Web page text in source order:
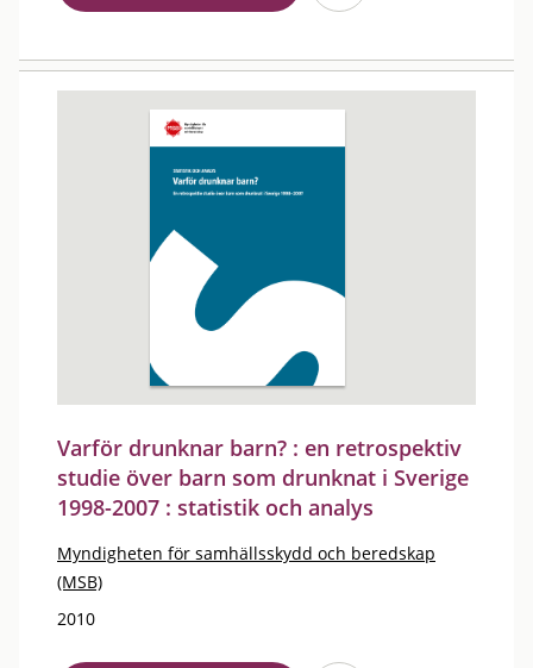
Varför drunknar barn? : en retrospektiv
studie över barn som drunknat i Sverige
1998-2007 : statistik och analys
Myndigheten för samhällsskydd och beredskap
(MSB)
2010